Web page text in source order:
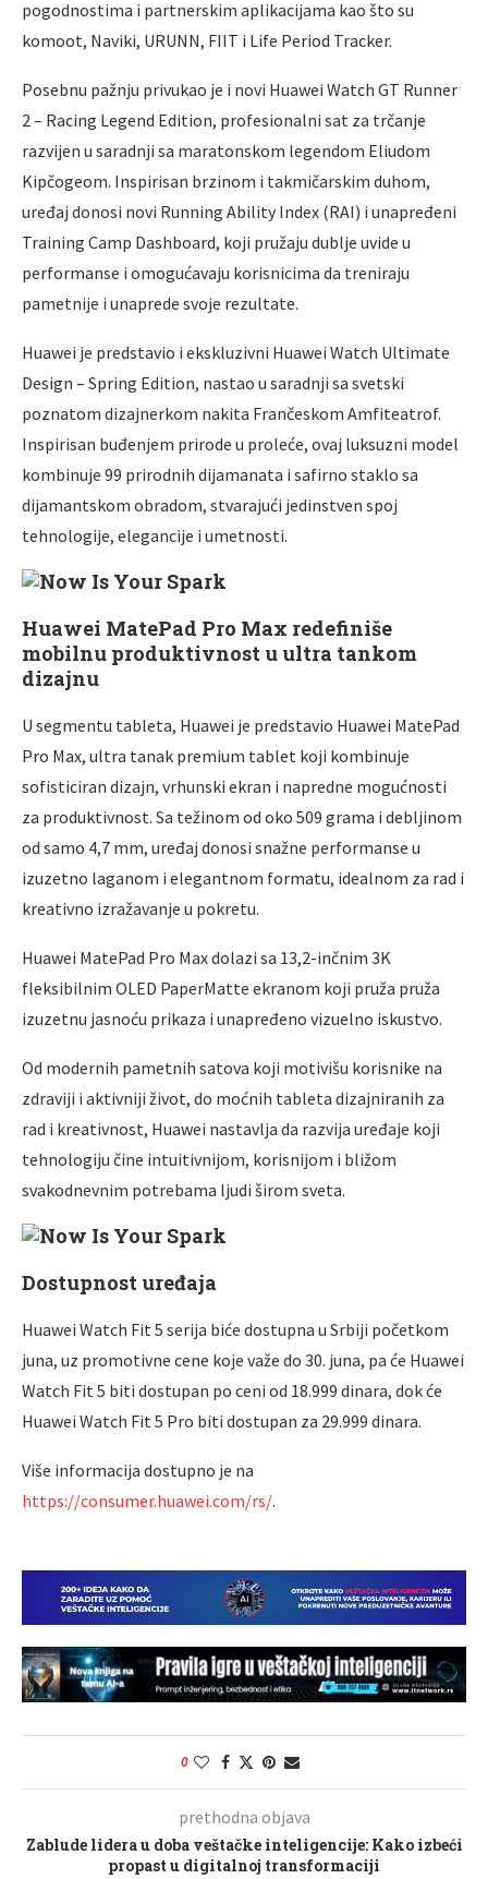
pogodnostima i partnerskim aplikacijama kao što su
komoot, Naviki, URUNN, FIIT i Life Period Tracker.
Posebnu pažnju privukao je i novi Huawei Watch GT Runner
2 – Racing Legend Edition, profesionalni sat za trčanje
razvijen u saradnji sa maratonskom legendom Eliudom
Kipčogeom. Inspirisan brzinom i takmičarskim duhom,
uređaj donosi novi Running Ability Index (RAI) i unapređeni
Training Camp Dashboard, koji pružaju dublje uvide u
performanse i omogućavaju korisnicima da treniraju
pametnije i unaprede svoje rezultate.
Huawei je predstavio i ekskluzivni Huawei Watch Ultimate
Design – Spring Edition, nastao u saradnji sa svetski
poznatom dizajnerkom nakita Frančeskom Amfiteatrof.
Inspirisan buđenjem prirode u proleće, ovaj luksuzni model
kombinuje 99 prirodnih dijamanata i safirno staklo sa
dijamantskom obradom, stvarajući jedinstven spoj
tehnologije, elegancije i umetnosti.
Huawei MatePad Pro Max redefiniše
mobilnu produktivnost u ultra tankom
dizajnu
U segmentu tableta, Huawei je predstavio Huawei MatePad
Pro Max, ultra tanak premium tablet koji kombinuje
sofisticiran dizajn, vrhunski ekran i napredne mogućnosti
za produktivnost. Sa težinom od oko 509 grama i debljinom
od samo 4,7 mm, uređaj donosi snažne performanse u
izuzetno laganom i elegantnom formatu, idealnom za rad i
kreativno izražavanje u pokretu.
Huawei MatePad Pro Max dolazi sa 13,2-inčnim 3K
fleksibilnim OLED PaperMatte ekranom koji pruža pruža
izuzetnu jasnoću prikaza i unapređeno vizuelno iskustvo.
Od modernih pametnih satova koji motivišu korisnike na
zdraviji i aktivniji život, do moćnih tableta dizajniranih za
rad i kreativnost, Huawei nastavlja da razvija uređaje koji
tehnologiju čine intuitivnijom, korisnijom i bližom
svakodnevnim potrebama ljudi širom sveta.
Dostupnost uređaja
Huawei Watch Fit 5 serija biće dostupna u Srbiji početkom
juna, uz promotivne cene koje važe do 30. juna, pa će Huawei
Watch Fit 5 biti dostupan po ceni od 18.999 dinara, dok će
Huawei Watch Fit 5 Pro biti dostupan za 29.999 dinara.
Više informacija dostupno je na
https://consumer.huawei.com/rs/.
0
prethodna objava
Zablude lidera u doba veštačke inteligencije: Kako izbeći
propast u digitalnoj transformaciji